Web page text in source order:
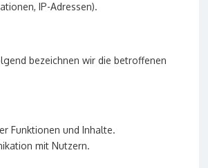
IP-Adressen).
bezeichnen wir die betroffenen
Funktionen und Inhalte.
mit Nutzern.